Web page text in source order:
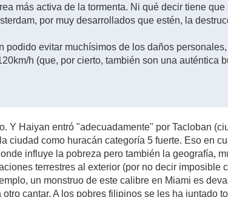
más activa de la tormenta. Ni qué decir tiene
por muy desarrollados que estén, la
podido evitar muchísimos de los daños
h (que, por cierto, también son una auténtica
Y Haiyan entró "adecuadamente" por Tacloban
ciudad como huracán categoría 5 fuerte. Eso en
influye la pobreza pero también la geografía,
terrestres al exterior (por no decir imposible
un monstruo de este calibre en Miami es
cantar. A los pobres filipinos se les ha juntado